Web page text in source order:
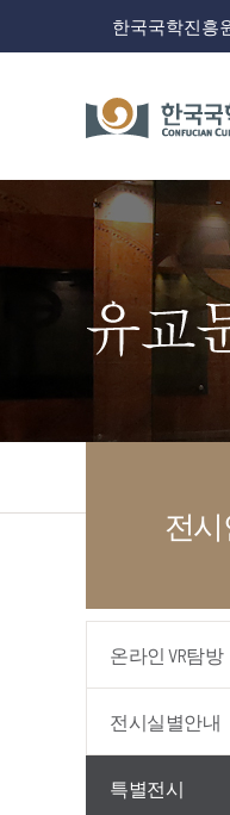
한국국학진흥
전
온라인 VR탐방
전시실별안내
특별전시